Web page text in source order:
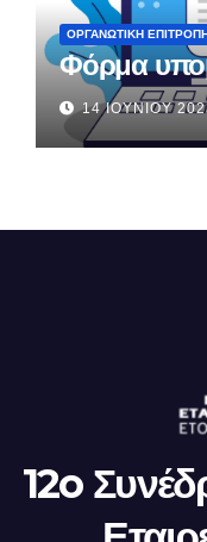
ΟΡΓΑΝΩΤΙΚΗ ΕΠΙΤΡΟΠΗ
Φόρμα
14 ΙΟΥΝΊΟΥ
12o